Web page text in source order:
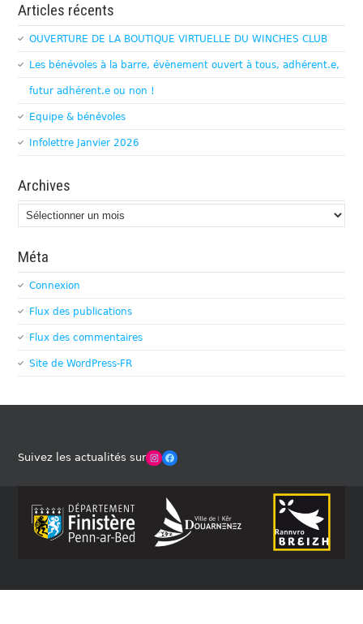
Articles récents
OUVERTURE DE LA BOUTIQUE VIRTUELLE DU WINCHES CLUB
Les bénévoles à la barre, évènement ouvert à tous, adhérent.e,
futur adhérent.e ou non !
Equipe & bénévoles
Infolettre Janvier 2026
Archives
Archives
Méta
Connexion
Flux des publications
Flux des commentaires
Site de WordPress-FR
Suivez les actualités surWinches Club OfficielFacebook